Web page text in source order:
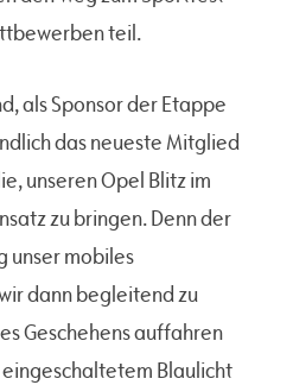
teil.
als Sponsor der Etappe
das neueste Mitglied
unseren Opel Blitz im
zu bringen. Denn der
unser mobiles
dann begleitend zu
Geschehens auffahren
Blaulicht